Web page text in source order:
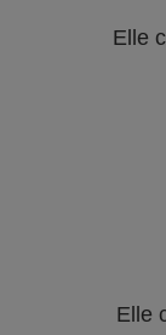
Elle
Elle